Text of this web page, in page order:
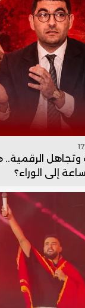
وتجاهل الرقمية..
إلى الوراء؟